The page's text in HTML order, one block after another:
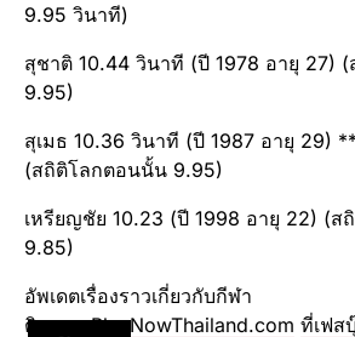
9.95 วินาที)​
สุชาติ 10.44 วินาที​ (ปี 1978 อายุ 27)
9.95)
สุเมธ​ 10.36 วินาที (ปี 1987 อายุ 29)
(สถิติโลกตอนนั้น 9.95)
เหรียญ​ชัย 10.23 (ปี 1998 อายุ 22) (ส
9.85)
อัพเดตเรื่องราวเกี่ยวกับกีฬา
ติดตามPlayNowThailand.com ที่เฟส